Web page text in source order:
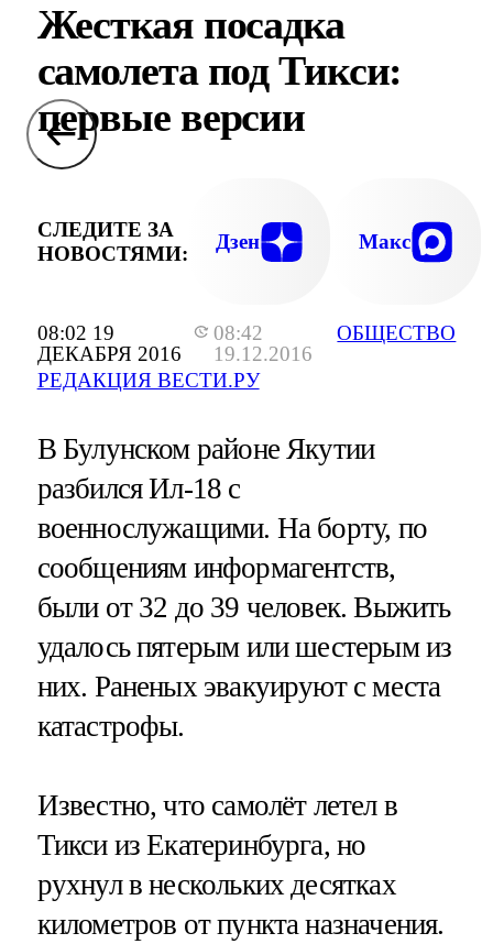
08:02 19
ДЕКАБРЯ 2016
08:42
19.12.2016
РЕДАКЦИЯ ВЕСТИ.РУ
ОБЩЕСТВО
Жесткая посадка
самолета под Тикси:
первые версии
СЛЕДИТЕ ЗА
НОВОСТЯМИ:
Дзен Макс
В Булунском районе Якутии
разбился Ил-18 с
военнослужащими. На борту, по
сообщениям информагентств,
были от 32 до 39 человек. Выжить
удалось пятерым или шестерым из
них. Раненых эвакуируют с места
катастрофы.
Известно, что самолёт летел в
Тикси из Екатеринбурга, но
рухнул в нескольких десятках
километров от пункта назначения.